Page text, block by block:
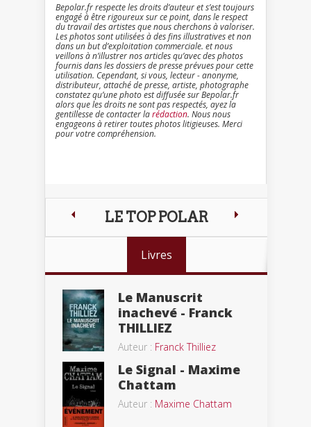
Bepolar.fr respecte les droits d’auteur et s’est toujours
engagé à être rigoureux sur ce point, dans le respect
du travail des artistes que nous cherchons à valoriser.
Les photos sont utilisées à des fins illustratives et non
dans un but d’exploitation commerciale. et nous
veillons à n’illustrer nos articles qu’avec des photos
fournis dans les dossiers de presse prévues pour cette
utilisation. Cependant, si vous, lecteur - anonyme,
distributeur, attaché de presse, artiste, photographe
constatez qu’une photo est diffusée sur Bepolar.fr
alors que les droits ne sont pas respectés, ayez la
gentillesse de contacter larédaction. Nous nous
engageons à retirer toutes photos litigieuses. Merci
pour votre compréhension.
LE TOP POLAR
Livres
Le Manuscrit
inachevé - Franck
THILLIEZ
Auteur : Franck Thilliez
Le Signal - Maxime
Chattam
Auteur : Maxime Chattam